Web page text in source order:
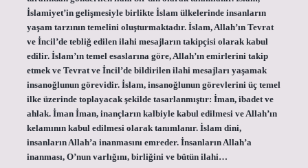
İslamiyet’in gelişmesiyle birlikte İslam ülkelerinde insanların
yaşam tarzının temelini oluşturmaktadır. İslam, Allah’ın Tevrat
ve İncil’de tebliğ edilen ilahi mesajların takipçisi olarak kabul
edilir. İslam’ın temel esaslarına göre, Allah’ın emirlerini takip
etmek ve Tevrat ve İncil’de bildirilen ilahi mesajları yaşamak
insanoğlunun görevidir. İslam, insanoğlunun görevlerini üç temel
ilke üzerinde toplayacak şekilde tasarlanmıştır: İman, ibadet ve
ahlak. İman İman, inançların kalbiyle kabul edilmesi ve Allah’ın
kelamının kabul edilmesi olarak tanımlanır. İslam dini,
insanların Allah’a inanmasını emreder. İnsanların Allah’a
inanması, O’nun varlığını, birliğini ve bütün ilahi…